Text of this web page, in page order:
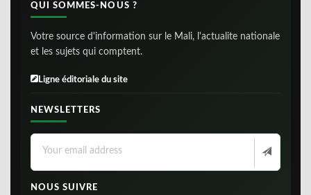
QUI SOMMES-NOUS ?
Votre source d'information sur le Mali, l'actualite nationale
et les sujets qui comptent.
Ligne éditoriale du site
NEWSLETTERS
NOUS SUIVRE